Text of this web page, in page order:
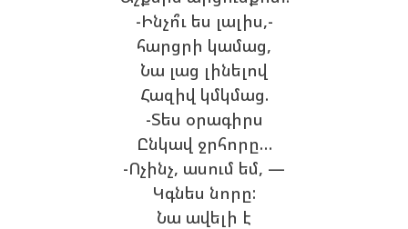
-Ինչո՞ւ ես լալիս,-
հարցրի կամաց,
Նա լաց լինելով
Հազիվ կմկմաց.
-Տես օրագիրս
Ընկավ ջրհորը…
-Ոչինչ, ասում եմ, —
Կգնես նորը:
Նա ավելի է